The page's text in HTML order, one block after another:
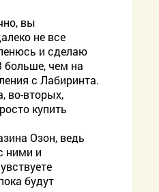
вы
не все
и сделаю
больше, чем на
с Лабиринта.
во-вторых,
купить
Озон, ведь
ними и
будут